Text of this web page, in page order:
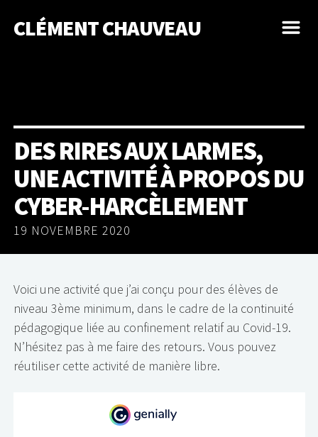
CLÉMENT CHAUVEAU m
DES RIRES AUX LARMES,
UNE ACTIVITÉ À PROPOS DU
CYBER-HARCÈLEMENT
19 NOVEMBRE 2020
Voici une activité que j’ai conçu pour des élèves de
niveau 3ème minimum, dans le cadre de la continuité
pédagogique liée au confinement relatif au Covid-19.
N’hésitez pas à me faire des retours. Vous pouvez
réutiliser cette activité de manière libre.